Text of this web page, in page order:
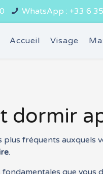
WhatsApp : +33 6
Accueil Visage
dormir
plus fréquents
.
fondamentales que vous